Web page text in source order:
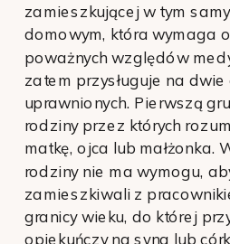
zamieszkującej w tym
domowym, która wymaga
poważnych względów
zatem przysługuje na
uprawnionych. Pierwszą
rodziny przez których
matkę, ojca lub małżonka.
rodziny nie ma wymogu,
zamieszkiwali z
granicy wieku, do której
opiekuńczy na syna lub